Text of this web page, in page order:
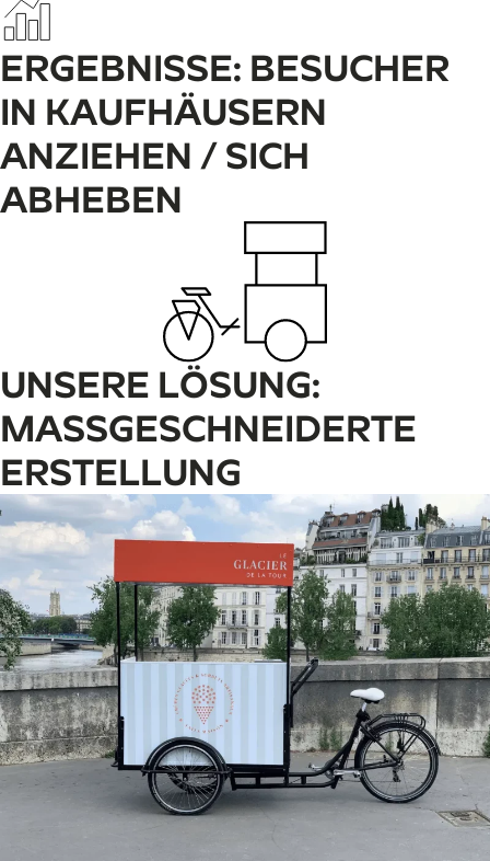
ERGEBNISSE: BESUCHER
IN KAUFHÄUSERN
ANZIEHEN / SICH
ABHEBEN
UNSERE LÖSUNG:
MASSGESCHNEIDERTE E
RSTELLUNG